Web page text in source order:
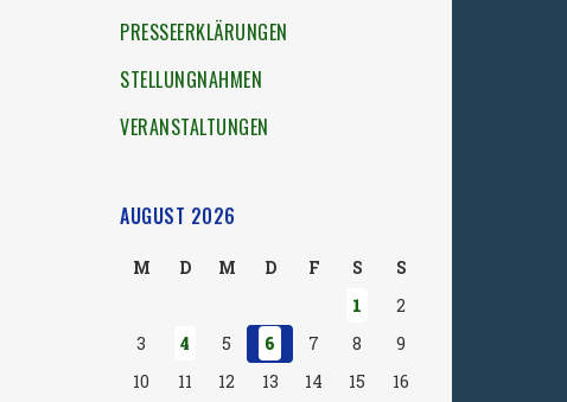
PRESSEERKLÄRUNGEN
STELLUNGNAHMEN
VERANSTALTUNGEN
AUGUST 2026
M D M D F S
S
1
2
3
4 5 6 7 8
9
10
11 12 13 14 15
16